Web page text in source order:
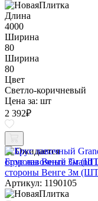
Длина
4000
Ширина
80
Ширина
80
Цвет
Светло-коричневый
Цена за: шт
2 392₽
Ожидается
Брус лавочный Grand
стороны Венге 3м
Артикул: 1190105